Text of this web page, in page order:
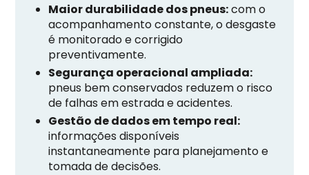
Maior durabilidade dos pneus:com o
acompanhamento constante, o desgaste
é monitorado e corrigido
preventivamente.
Segurança operacional ampliada:
pneus bem conservados reduzem o risco
de falhas em estrada e acidentes.
Gestão de dados em tempo real:
informações disponíveis
instantaneamente para planejamento e
tomada de decisões.